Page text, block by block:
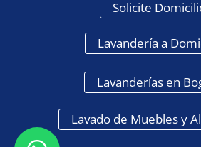
Solicite
Lavandería a
Lavanderías en
Lavado de Muebles y